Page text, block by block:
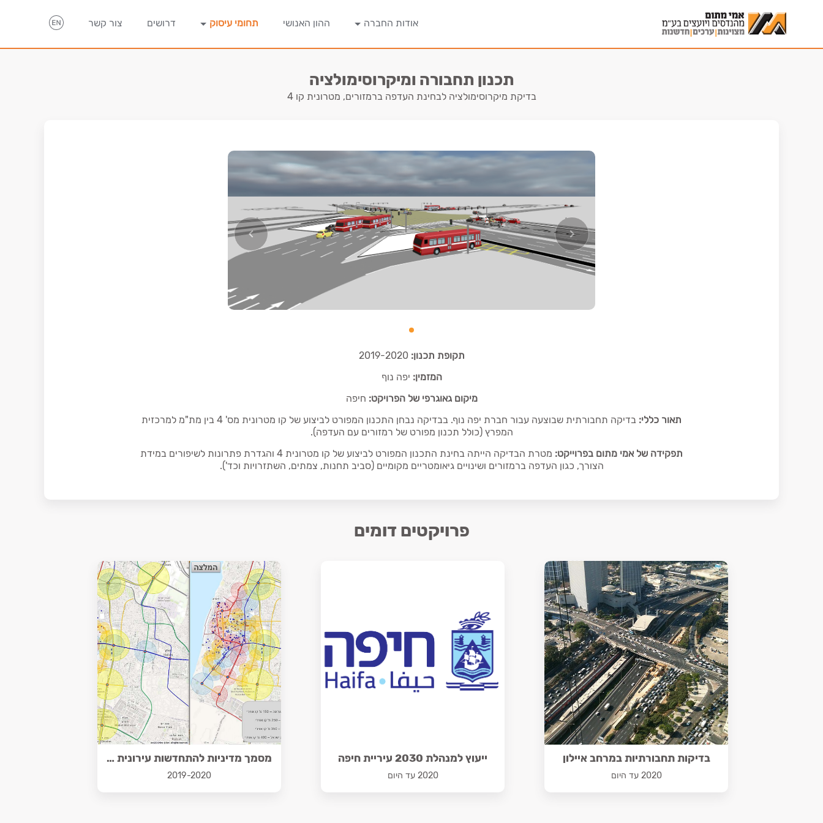
אודות החברה ההון האנושי תחומי עיסוק דרושים צור קשר
תכנון תחבורה ומיקרוסימולציה
בדיקת מיקרוסימולציה לבחינת העדפה ברמזורים, מטרונית קו 4
תקופת תכנון: 2019-2020
המזמין: יפה נוף
מיקום גאוגרפי של הפרויקט: חיפה
תאור כללי:
בדיקה תחבורתית שבוצעה עבור חברת יפה נוף. בבדיקה נבחן התכנון המפורט לביצוע של קו מטרונית מס' 4 בין מת"מ למרכזית
המפרץ (כולל תכנון מפורט של רמזורים עם העדפה).
תפקידה של אמי מתום בפרוייקט:
מטרת הבדיקה הייתה בחינת התכנון המפורט לביצוע של קו מטרונית 4 והגדרת פתרונות לשיפורים במידת
הצורך, כגון העדפה ברמזורים ושינויים גיאומטריים מקומיים (סביב תחנות, צמתים, השתזרויות וכד').
פרויקטים דומים
בדיקות תחבורתיות במרחב איילון
2020 עד היום
ייעוץ למנהלת 2030 עיריית חיפה
2020 עד היום
מסמך מדיניות להתחדשות עירונית בת ים
2019-2020